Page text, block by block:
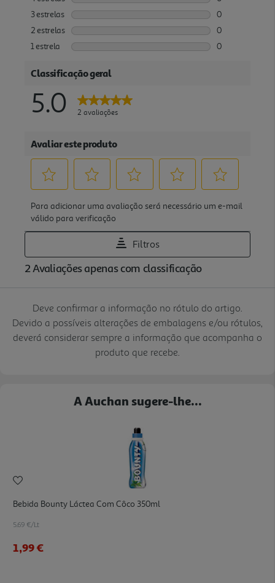
Deve confirmar a informação no rótulo do artigo.
Devido a possíveis alterações de embalagens e/ou rótulos,
deverá considerar sempre a informação que acompanha o
produto que recebe.
A Auchan sugere-lhe...
Bebida Bounty Láctea Com Côco 350ml
5.69 €/Lt
1,99 €